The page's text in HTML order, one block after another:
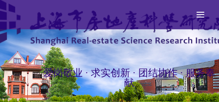
爱岗敬业 · 求实创新 · 团结协作 · 服务奉
献